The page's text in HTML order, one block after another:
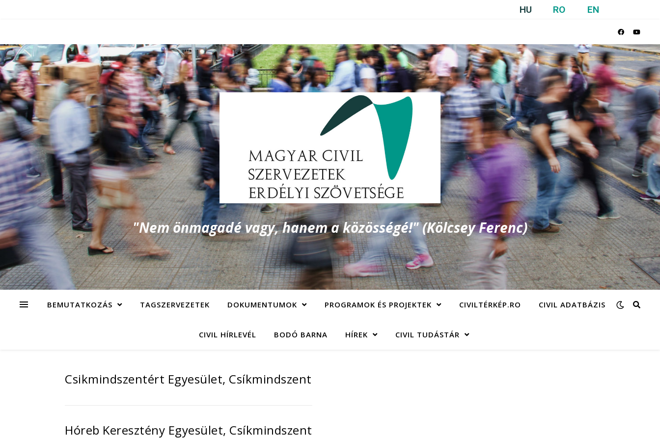
HU RO EN
"Nem önmagadé vagy, hanem a közösségé!" (Kölcsey Ferenc)
BEMUTATKOZÁS TAGSZERVEZETEK DOKUMENTUMOK PROGRAMOK ÉS PROJEKTEK CIVILTÉRKÉP.RO CIVIL ADATBÁZIS
CIVIL HÍRLEVÉL BODÓ BARNA HÍREK CIVIL TUDÁSTÁR
Csikmindszentért Egyesület, Csíkmindszent
Hóreb Keresztény Egyesület, Csíkmindszent